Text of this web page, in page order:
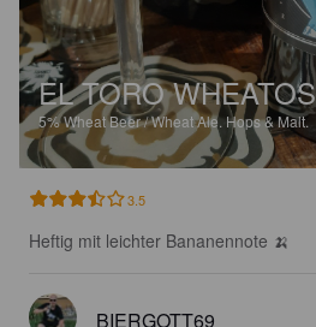
EL TORO WHEATOS
5%Wheat Beer / Wheat Ale.Hops & Malt.
3.5
Heftig mit leichter Bananennote 🍌
BIERGOTT69